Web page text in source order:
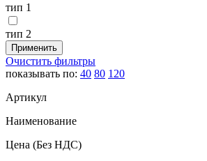
тип 1
тип 2
Очистить фильтры
показывать по: 40 80 120
Артикул
Наименование
Цена (Без НДС)